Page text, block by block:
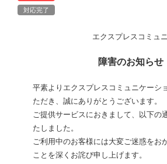
対応完了
エクスプレスコミュ
障害のお知らせ
平素よりエクスプレスコミュニケーシ
ただき、誠にありがとうございます。
ご提供サービスにおきまして、以下の
たしました。
ご利用中のお客様には大変ご迷惑をお
ことを深くお詫び申し上げます。